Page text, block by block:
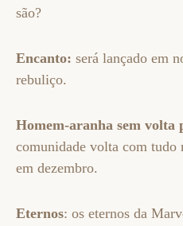
são?
Encanto: será lançado em
rebuliço.
Homem-aranha sem volta
comunidade volta com tudo
em dezembro.
Eternos: os eternos da